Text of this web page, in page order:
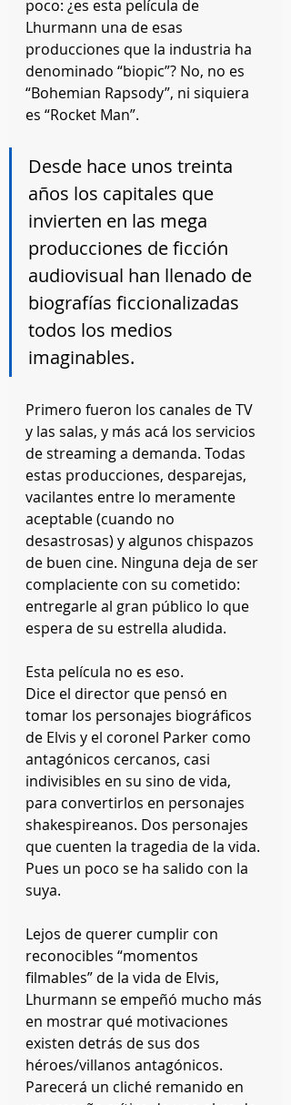
poco: ¿es esta película de
Lhurmann una de esas
producciones que la industria ha
denominado “biopic”? No, no es
“Bohemian Rapsody”, ni siquiera
es “Rocket Man”.
Desde hace unos treinta
años los capitales que
invierten en las mega
producciones de ficción
audiovisual han llenado de
biografías ficcionalizadas
todos los medios
imaginables.
Primero fueron los canales de TV
y las salas, y más acá los servicios
de streaming a demanda. Todas
estas producciones, desparejas,
vacilantes entre lo meramente
aceptable (cuando no
desastrosas) y algunos chispazos
de buen cine. Ninguna deja de ser
complaciente con su cometido:
entregarle al gran público lo que
espera de su estrella aludida.
Esta película no es eso.
Dice el director que pensó en
tomar los personajes biográficos
de Elvis y el coronel Parker como
antagónicos cercanos, casi
indivisibles en su sino de vida,
para convertirlos en personajes
shakespireanos. Dos personajes
que cuenten la tragedia de la vida.
Pues un poco se ha salido con la
suya.
Lejos de querer cumplir con
reconocibles “momentos
filmables” de la vida de Elvis,
Lhurmann se empeñó mucho más
en mostrar qué motivaciones
existen detrás de sus dos
héroes/villanos antagónicos.
Parecerá un cliché remanido en